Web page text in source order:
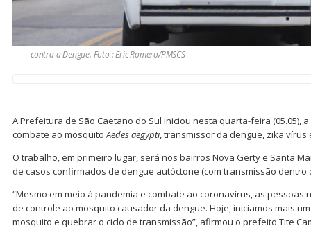
contra a Dengue. Foto : Eric Romero/PMSCS
A Prefeitura de São Caetano do Sul iniciou nesta quarta-feira (05.05),
combate ao mosquitoAedes aegypti, transmissor da dengue, zika vírus
O trabalho, em primeiro lugar, será nos bairros Nova Gerty e Santa
de casos confirmados de dengue autóctone (com transmissão dentro
“Mesmo em meio à pandemia e combate ao coronavírus, as pessoas
de controle ao mosquito causador da dengue. Hoje, iniciamos mais
mosquito e quebrar o ciclo de transmissão”, afirmou o prefeito Tite